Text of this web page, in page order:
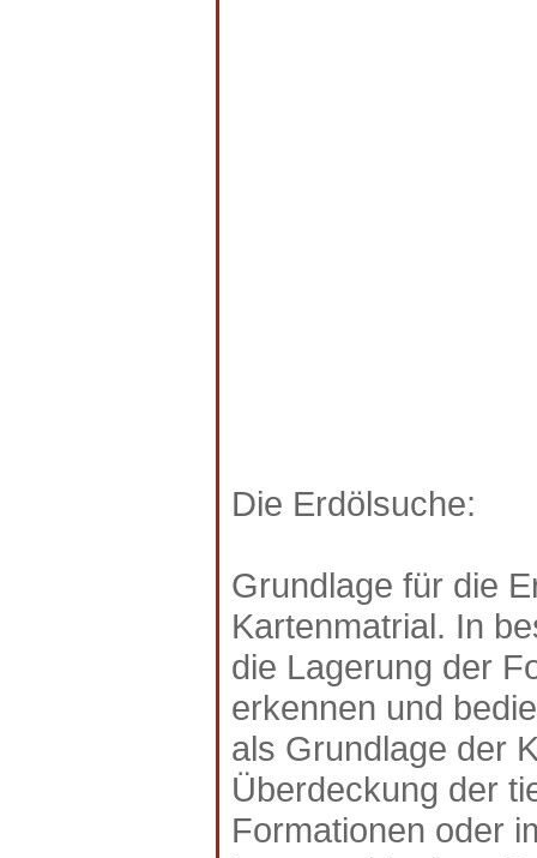
Die Erdölsuche:
Grundlage für die
Kartenmatrial. In
die Lagerung der
erkennen und
als Grundlage der
Überdeckung der
Formationen oder